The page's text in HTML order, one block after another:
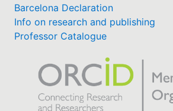
Barcelona Declaration
Info on research and publishing
Professor Catalogue